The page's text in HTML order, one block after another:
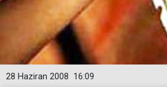
16:09
28 Haziran 2008